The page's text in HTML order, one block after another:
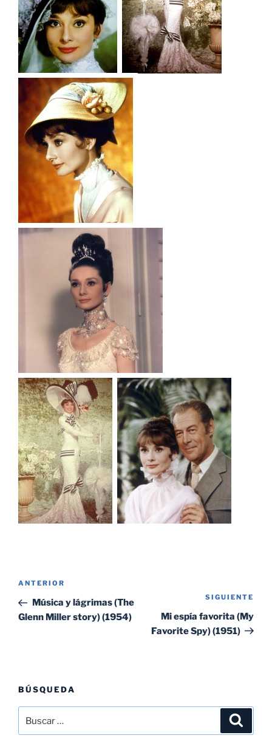
Navegación
entradas
Entrada
anterior:
ANTERIOR
Música y lágrimas (The
Glenn Miller story) (1954)
SIGUIENTE
Mi espía favorita (My
Favorite Spy) (1951)
BÚSQUEDA
por: